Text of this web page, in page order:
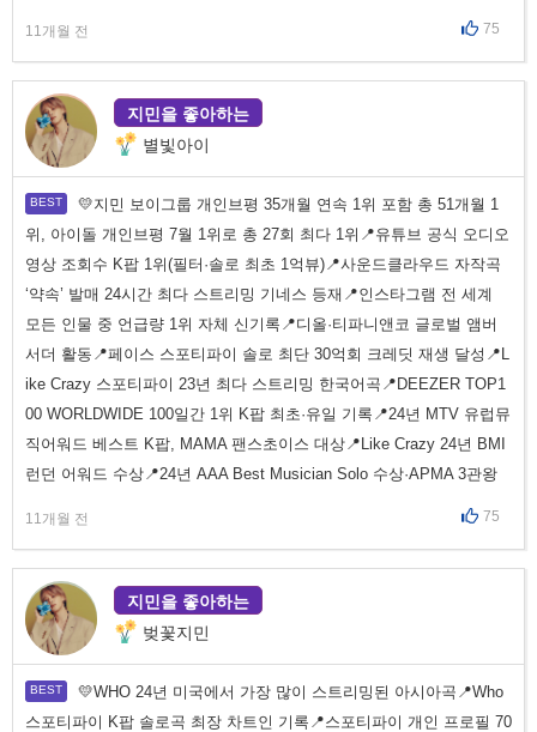
11개월 전 75
지민을 좋아하는
별빛아이
💛지민 보이그룹 개인브평 35개월 연속 1위 포함 총 51개월 1
위, 아이돌 개인브평 7월 1위로 총 27회 최다 1위📍유튜브 공식 오디오
영상 조회수 K팝 1위(필터·솔로 최초 1억뷰)📍사운드클라우드 자작곡
‘약속’ 발매 24시간 최다 스트리밍 기네스 등재📍인스타그램 전 세계
모든 인물 중 언급량 1위 자체 신기록📍디올·티파니앤코 글로벌 앰버
서더 활동📍페이스 스포티파이 솔로 최단 30억회 크레딧 재생 달성📍L
ike Crazy 스포티파이 23년 최다 스트리밍 한국어곡📍DEEZER TOP1
00 WORLDWIDE 100일간 1위 K팝 최초·유일 기록📍24년 MTV 유럽뮤
직어워드 베스트 K팝, MAMA 팬스초이스 대상📍Like Crazy 24년 BMI
런던 어워드 수상📍24년 AAA Best Musician Solo 수상·APMA 3관왕
11개월 전 75
지민을 좋아하는
벚꽃지민
💛WHO 24년 미국에서 가장 많이 스트리밍된 아시아곡📍Who
스포티파이 K팝 솔로곡 최장 차트인 기록📍스포티파이 개인 프로필 70